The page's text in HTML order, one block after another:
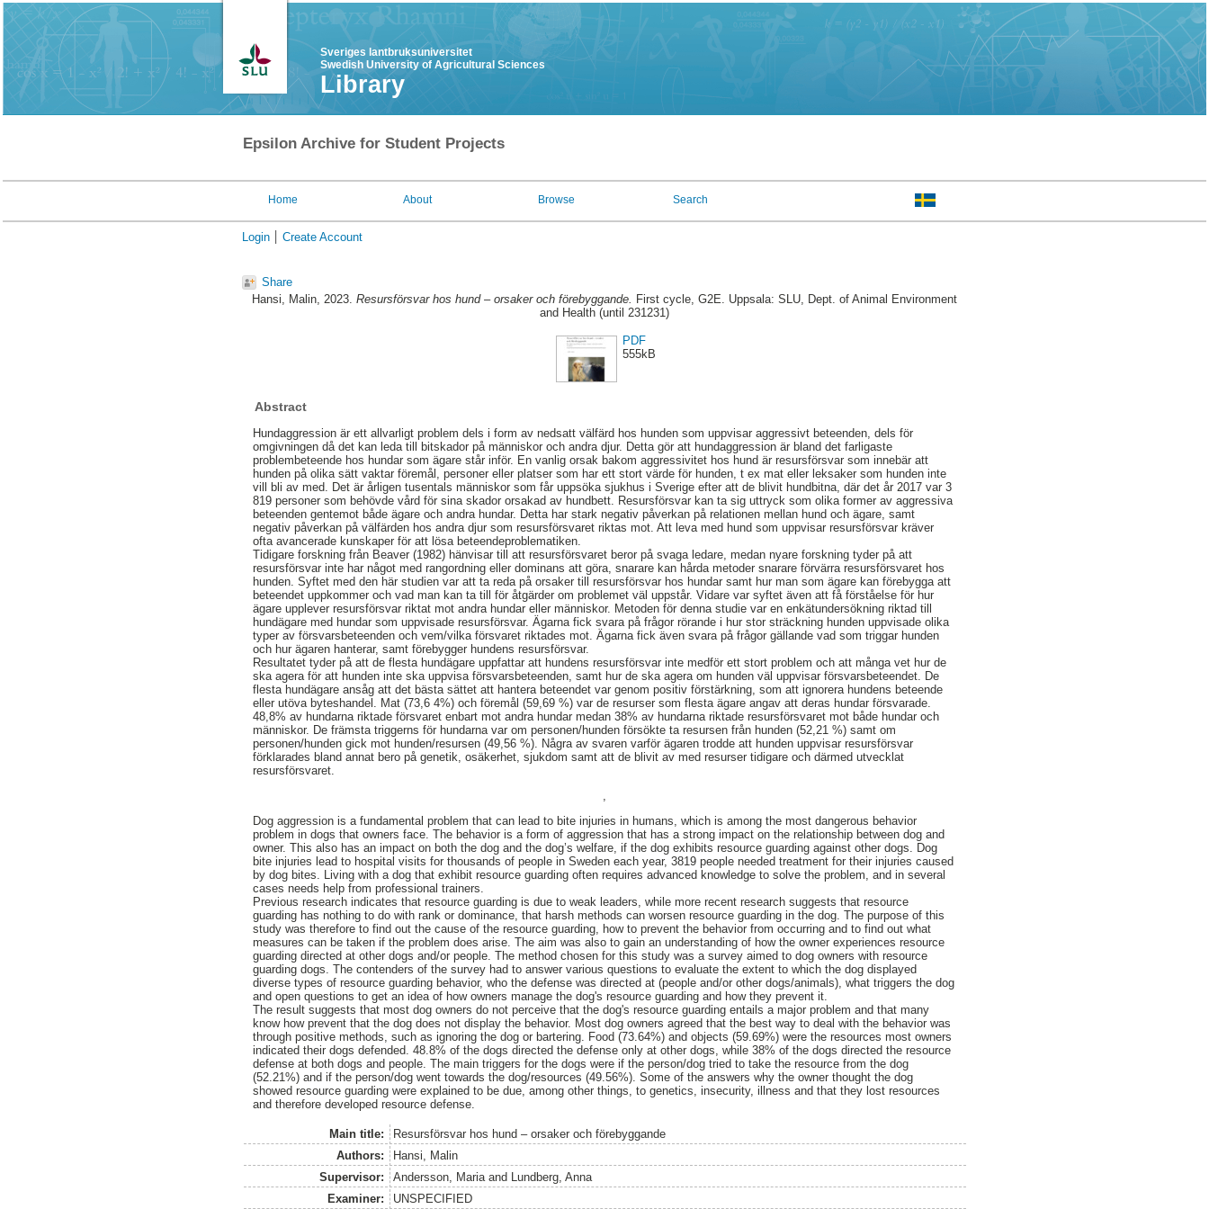
Sveriges lantbruksuniversitet
Swedish University of Agricultural Sciences
Library
Epsilon Archive for Student Projects
Home About Browse Search
Login Create Account
Share
Hansi, Malin, 2023. Resursförsvar hos hund – orsaker och förebyggande. First cycle, G2E. Uppsala: SLU, Dept. of Animal Environment
and Health (until 231231)
PDF
555kB
Abstract
Hundaggression är ett allvarligt problem dels i form av nedsatt välfärd hos hunden som uppvisar aggressivt beteenden, dels för
omgivningen då det kan leda till bitskador på människor och andra djur. Detta gör att hundaggression är bland det farligaste
problembeteende hos hundar som ägare står inför. En vanlig orsak bakom aggressivitet hos hund är resursförsvar som innebär att
hunden på olika sätt vaktar föremål, personer eller platser som har ett stort värde för hunden, t ex mat eller leksaker som hunden inte
vill bli av med. Det är årligen tusentals människor som får uppsöka sjukhus i Sverige efter att de blivit hundbitna, där det år 2017 var 3
819 personer som behövde vård för sina skador orsakad av hundbett. Resursförsvar kan ta sig uttryck som olika former av aggressiva
beteenden gentemot både ägare och andra hundar. Detta har stark negativ påverkan på relationen mellan hund och ägare, samt
negativ påverkan på välfärden hos andra djur som resursförsvaret riktas mot. Att leva med hund som uppvisar resursförsvar kräver
ofta avancerade kunskaper för att lösa beteendeproblematiken.
Tidigare forskning från Beaver (1982) hänvisar till att resursförsvaret beror på svaga ledare, medan nyare forskning tyder på att
resursförsvar inte har något med rangordning eller dominans att göra, snarare kan hårda metoder snarare förvärra resursförsvaret hos
hunden. Syftet med den här studien var att ta reda på orsaker till resursförsvar hos hundar samt hur man som ägare kan förebygga att
beteendet uppkommer och vad man kan ta till för åtgärder om problemet väl uppstår. Vidare var syftet även att få förståelse för hur
ägare upplever resursförsvar riktat mot andra hundar eller människor. Metoden för denna studie var en enkätundersökning riktad till
hundägare med hundar som uppvisade resursförsvar. Ägarna fick svara på frågor rörande i hur stor sträckning hunden uppvisade olika
typer av försvarsbeteenden och vem/vilka försvaret riktades mot. Ägarna fick även svara på frågor gällande vad som triggar hunden
och hur ägaren hanterar, samt förebygger hundens resursförsvar.
Resultatet tyder på att de flesta hundägare uppfattar att hundens resursförsvar inte medför ett stort problem och att många vet hur de
ska agera för att hunden inte ska uppvisa försvarsbeteenden, samt hur de ska agera om hunden väl uppvisar försvarsbeteendet. De
flesta hundägare ansåg att det bästa sättet att hantera beteendet var genom positiv förstärkning, som att ignorera hundens beteende
eller utöva byteshandel. Mat (73,6 4%) och föremål (59,69 %) var de resurser som flesta ägare angav att deras hundar försvarade.
48,8% av hundarna riktade försvaret enbart mot andra hundar medan 38% av hundarna riktade resursförsvaret mot både hundar och
människor. De främsta triggerns för hundarna var om personen/hunden försökte ta resursen från hunden (52,21 %) samt om
personen/hunden gick mot hunden/resursen (49,56 %). Några av svaren varför ägaren trodde att hunden uppvisar resursförsvar
förklarades bland annat bero på genetik, osäkerhet, sjukdom samt att de blivit av med resurser tidigare och därmed utvecklat
resursförsvaret.
Dog aggression is a fundamental problem that can lead to bite injuries in humans, which is among the most dangerous behavior
problem in dogs that owners face. The behavior is a form of aggression that has a strong impact on the relationship between dog and
owner. This also has an impact on both the dog and the dog’s welfare, if the dog exhibits resource guarding against other dogs. Dog
bite injuries lead to hospital visits for thousands of people in Sweden each year, 3819 people needed treatment for their injuries caused
by dog bites. Living with a dog that exhibit resource guarding often requires advanced knowledge to solve the problem, and in several
cases needs help from professional trainers.
Previous research indicates that resource guarding is due to weak leaders, while more recent research suggests that resource
guarding has nothing to do with rank or dominance, that harsh methods can worsen resource guarding in the dog. The purpose of this
study was therefore to find out the cause of the resource guarding, how to prevent the behavior from occurring and to find out what
measures can be taken if the problem does arise. The aim was also to gain an understanding of how the owner experiences resource
guarding directed at other dogs and/or people. The method chosen for this study was a survey aimed to dog owners with resource
guarding dogs. The contenders of the survey had to answer various questions to evaluate the extent to which the dog displayed
diverse types of resource guarding behavior, who the defense was directed at (people and/or other dogs/animals), what triggers the dog
and open questions to get an idea of how owners manage the dog's resource guarding and how they prevent it.
The result suggests that most dog owners do not perceive that the dog's resource guarding entails a major problem and that many
know how prevent that the dog does not display the behavior. Most dog owners agreed that the best way to deal with the behavior was
through positive methods, such as ignoring the dog or bartering. Food (73.64%) and objects (59.69%) were the resources most owners
indicated their dogs defended. 48.8% of the dogs directed the defense only at other dogs, while 38% of the dogs directed the resource
defense at both dogs and people. The main triggers for the dogs were if the person/dog tried to take the resource from the dog
(52.21%) and if the person/dog went towards the dog/resources (49.56%). Some of the answers why the owner thought the dog
showed resource guarding were explained to be due, among other things, to genetics, insecurity, illness and that they lost resources
and therefore developed resource defense.
Main title:
Resursförsvar hos hund – orsaker och förebyggande
Authors:
Hansi, Malin
Supervisor:
Andersson, Mariaand Lundberg, Anna
Examiner:
UNSPECIFIED